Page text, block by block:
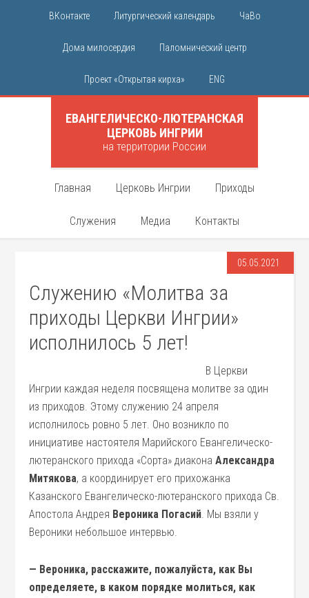
ВКонтакте Литургический календарь ЧаВо
Дома милосердия Паломнический центр
Проект «Открытая кирха» ENG
ЕВАНГЕЛИЧЕСКО-ЛЮТЕРАНСКАЯ
ЦЕРКОВЬ ИНГРИИ
на территории России
Главная Церковь Ингрии Приходы
Служения Медиа Контакты
05.05.2021
Служению «Молитва за
приходы Церкви Ингрии»
исполнилось 5 лет!
В Церкви
Ингрии каждая неделя посвящена молитве за один
из приходов. Этому служению 24 апреля
исполнилось ровно 5 лет. Оно возникло по
инициативе настоятеля Марийского Евангелическо-
лютеранского прихода «Сорта» диаконаАлександра
Митякова, а координирует его прихожанка
Казанского Евангелическо-лютеранского прихода Св.
Апостола Андрея Вероника Погасий. Мы взяли у
Вероники небольшое интервью.
— Вероника, расскажите, пожалуйста, как Вы
определяете, в каком порядке молиться, как